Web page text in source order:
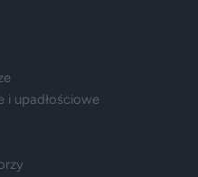
i upadłościowe